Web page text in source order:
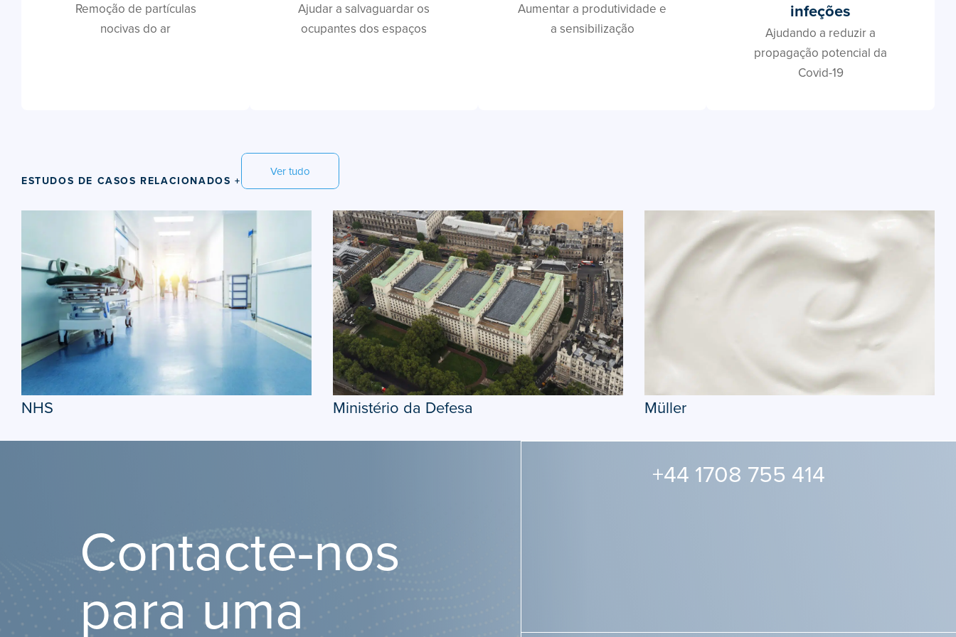
Remoção de partículas
nocivas do ar
Ajudar a salvaguardar os
ocupantes dos espaços
Aumentar a produtividade e
a sensibilização
infeções
Ajudando a reduzir a
propagação potencial da
Covid-19
ESTUDOS DE CASOS RELACIONADOS +
Ver tudo
NHS Ministério da Defesa Müller
Contacte-nos
para uma
+44 1708 755 414